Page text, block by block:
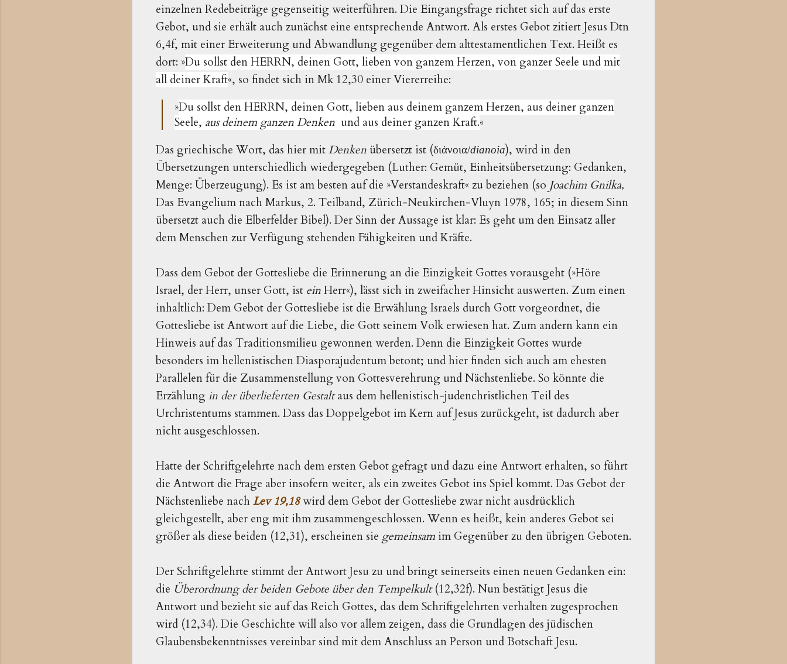
einzelnen Redebeiträge gegenseitig weiterführen. Die Eingangsfrage richtet sich auf das erste
Gebot, und sie erhält auch zunächst eine entsprechende Antwort. Als erstes Gebot zitiert Jesus Dtn
6,4f, mit einer Erweiterung und Abwandlung gegenüber dem alttestamentlichen Text. Heißt es
dort: »Du sollst den HERRN, deinen Gott, lieben von ganzem Herzen, von ganzer Seele und mit
all deiner Kraft«, so findet sich in Mk 12,30 einer Viererreihe:
»Du sollst den HERRN, deinen Gott, lieben aus deinem ganzem Herzen, aus deiner ganzen
Seele, aus deinem ganzen Denken und aus deiner ganzen Kraft.«
Das griechische Wort, das hier mitDenken übersetzt ist (διάνοια/dianoia), wird in den
Übersetzungen unterschiedlich wiedergegeben (Luther: Gemüt, Einheitsübersetzung: Gedanken,
Menge: Überzeugung). Es ist am besten auf die »Verstandeskraft« zu beziehen (so Joachim Gnilka,
Das Evangelium nach Markus, 2. Teilband, Zürich-Neukirchen-Vluyn 1978, 165; in diesem Sinn
übersetzt auch die Elberfelder Bibel). Der Sinn der Aussage ist klar: Es geht um den Einsatz aller
dem Menschen zur Verfügung stehenden Fähigkeiten und Kräfte.
Dass dem Gebot der Gottesliebe die Erinnerung an die Einzigkeit Gottes vorausgeht (»Höre
Israel, der Herr, unser Gott, ist einHerr«), lässt sich in zweifacher Hinsicht auswerten. Zum einen
inhaltlich: Dem Gebot der Gottesliebe ist die Erwählung Israels durch Gott vorgeordnet, die
Gottesliebe ist Antwort auf die Liebe, die Gott seinem Volk erwiesen hat. Zum andern kann ein
Hinweis auf das Traditionsmilieu gewonnen werden. Denn die Einzigkeit Gottes wurde
besonders im hellenistischen Diasporajudentum betont; und hier finden sich auch am ehesten
Parallelen für die Zusammenstellung von Gottesverehrung und Nächstenliebe. So könnte die
Erzählung in der überlieferten Gestaltaus dem hellenistisch-judenchristlichen Teil des
Urchristentums stammen. Dass das Doppelgebot im Kern auf Jesus zurückgeht, ist dadurch aber
nicht ausgeschlossen.
Hatte der Schriftgelehrte nach dem ersten Gebot gefragt und dazu eine Antwort erhalten, so führt
die Antwort die Frage aber insofern weiter, als ein zweites Gebot ins Spiel kommt. Das Gebot der
Nächstenliebe nachLev 19,18wird dem Gebot der Gottesliebe zwar nicht ausdrücklich
gleichgestellt, aber eng mit ihm zusammengeschlossen. Wenn es heißt, kein anderes Gebot sei
größer als diese beiden (12,31), erscheinen sie gemeinsam im Gegenüber zu den übrigen Geboten.
Der Schriftgelehrte stimmt der Antwort Jesu zu und bringt seinerseits einen neuen Gedanken ein:
die Überordnung der beiden Gebote über den Tempelkult(12,32f). Nun bestätigt Jesus die
Antwort und bezieht sie auf das Reich Gottes, das dem Schriftgelehrten verhalten zugesprochen
wird (12,34). Die Geschichte will also vor allem zeigen, dass die Grundlagen des jüdischen
Glaubensbekenntnisses vereinbar sind mit dem Anschluss an Person und Botschaft Jesu.